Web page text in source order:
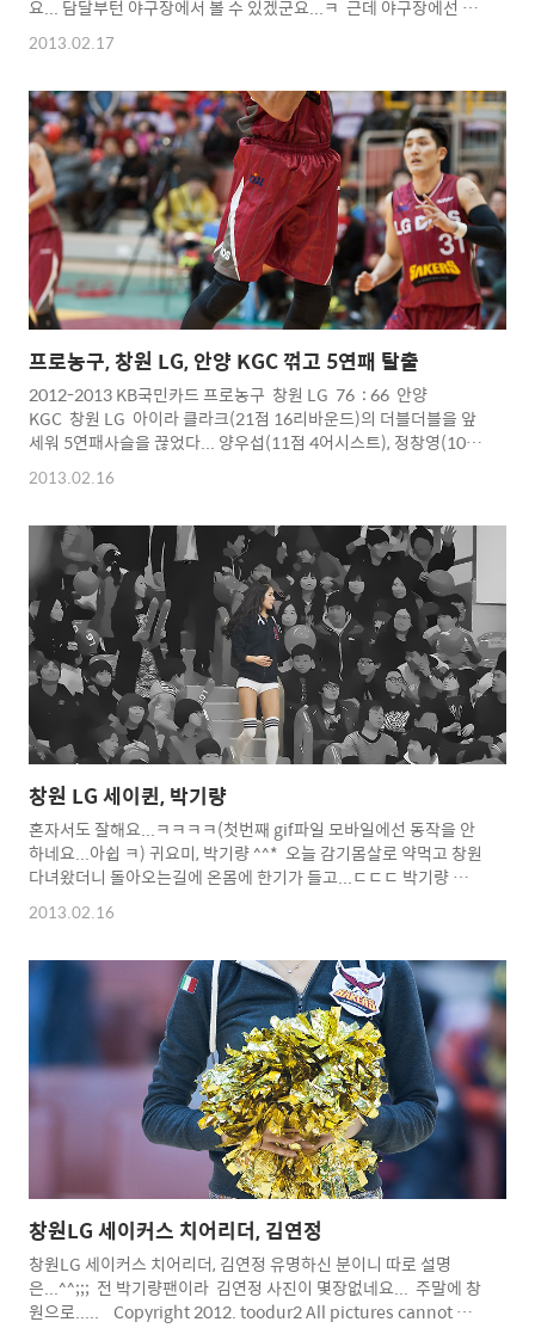
요... 담달부턴 야구장에서 볼 수 있겠군요...ㅋ 근데 야구장에선 아
마 야구 찍는다고 얼굴이나 볼 수 있을지...ㄷㄷㄷㄷ 농구시즌 수고
많으셨고... 사직에서도 멋진 응원 부탁드려요~~~^^* Copyright
permission. Copyright 2012.
toodur2 All pictures cannot be copied without
permission.
2013.02.17
프로농구, 창원 LG, 안양 KGC 꺾고 5연패 탈출
2012-2013 KB국민카드 프로농구 창원 LG 76 : 66 안양
KGC 창원 LG 아이라 클라크(21점 16리바운드)의 더블더블을 앞
세워 5연패사슬을 끊었다... 양우섭(11점 4어시스트), 정창영(10점
5리바운드)도 팀승리에 기여.... 반면 안양 KGC는 김태술이 (20점
4리바운드), 파틸로(13득점 7리바운드), 최현민(12점 3리바운드)
be copied without
permission. Copyright 2012.
toodur2 All pictures cannot be co..
2013.02.16
창원 LG 세이퀸, 박기량
혼자서도 잘해요...ㅋㅋㅋㅋ(첫번째 gif파일 모바일에선 동작을 안
하네요...아쉽 ㅋ) 귀요미, 박기량 ^^* 오늘 감기몸살로 약먹고 창원
다녀왔더니 돌아오는길에 온몸에 한기가 들고...ㄷㄷㄷ 박기량 비
타민이 효과가 있어야 할텐데...^^;;;;; Copyright 2012.
toodur2 All pictures cannot be copied without
cannot be copied without permission.
2013.02.16
창원LG 세이커스 치어리더, 김연정
창원LG 세이커스 치어리더, 김연정 유명하신 분이니 따로 설명
은...^^;;; 전 박기량팬이라 김연정 사진이 몇장없네요... 주말에 창
원으로..... Copyright 2012. toodur2 All pictures cannot be